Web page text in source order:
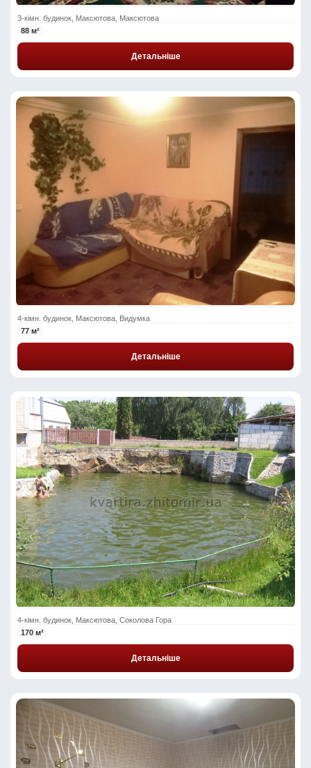
3-кімн. будинок, Максютова, Максютова
88 м²
Детальніше
4-кімн. будинок, Максютова, Видумка
77 м²
Детальніше
4-кімн. будинок, Максютова, Соколова Гора
170 м²
Детальніше